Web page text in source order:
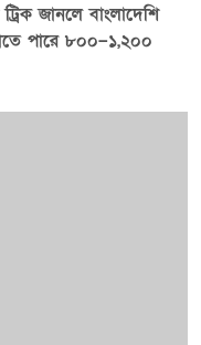
ধাতুও উৎপন্ন হয়।
সংস্পর্শ
ঝুঁকি বাড়াতে পারে।
জানলে বাংলাদেশি
পারে ৮০০–১,২০০